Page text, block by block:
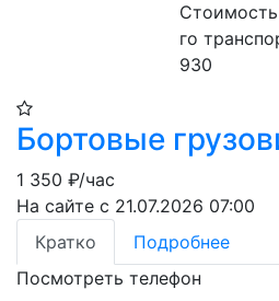
го
930
Бортовые
1 350 ₽/час
На сайте с 21.07.2026 07:00
Кратко
Подробнее
Посмотреть телефон